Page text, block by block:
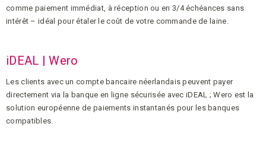
comme paiement immédiat, à réception ou en 3/4 échéances sans
intérêt – idéal pour étaler le coût de votre commande de laine.
iDEAL | Wero
Les clients avec un compte bancaire néerlandais peuvent payer
directement via la banque en ligne sécurisée avec iDEAL ; Wero est la
solution européenne de paiements instantanés pour les banques
compatibles.